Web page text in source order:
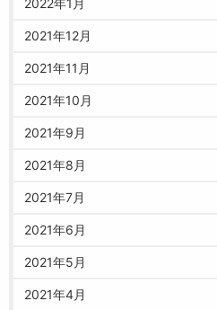
2022年1月
2021年12月
2021年11月
2021年10月
2021年9月
2021年8月
2021年7月
2021年6月
2021年5月
2021年4月